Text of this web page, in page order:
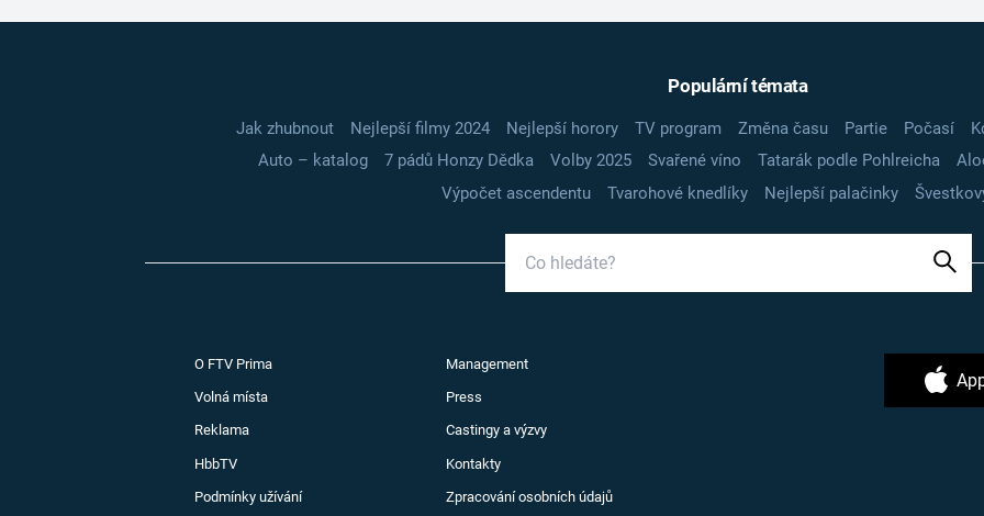
Populární témata
Jak zhubnout Nejlepší filmy 2024 Nejlepší horory TV program Změna času Partie Počasí
Auto – katalog
7 pádů Honzy Dědka Volby 2025 Svařené víno Tatarák podle Pohlreicha
Výpočet ascendentu
Tvarohové knedlíky Nejlepší palačinky
O FTV Prima Management
Volná místa Press
Reklama Castingy a výzvy
HbbTV Kontakty
Podmínky užívání Zpracování osobních údajů